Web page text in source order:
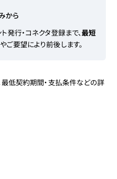
から
発行・コネクタ登録まで、最短
ご要望により前後します。
低契約期間・支払条件などの詳